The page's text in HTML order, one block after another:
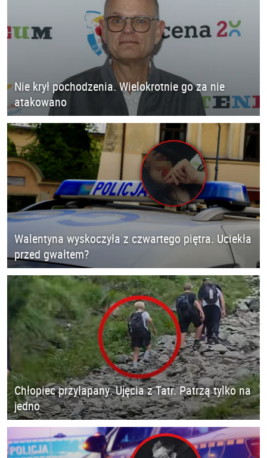
Nie krył pochodzenia. Wielokrotnie go za nie
atakowano
Walentyna wyskoczyła z czwartego piętra. Uciekła
przed gwałtem?
Chłopiec przyłapany. Ujęcia z Tatr. Patrzą tylko na
jedno